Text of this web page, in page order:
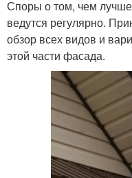
Споры о том, чем
ведутся регулярно.
обзор всех видов и
этой части фасада.